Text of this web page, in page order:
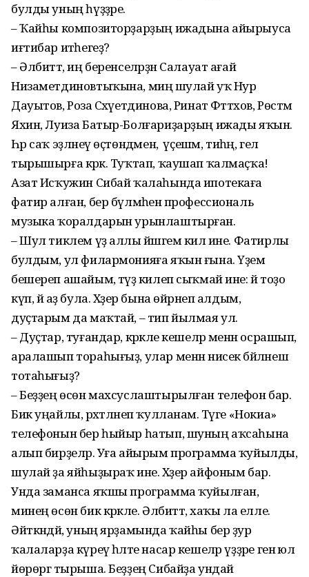
булды уның һүҙҙәре.
– Ҡайһы композиторҙарҙың ижадына айырыуса
иғтибар итәһегеҙ?
– Әлбиттә, иң беренселәрҙән Салауат ағай
Низаметдиновтыҡына, миңә шулай уҡ Нур
Дауытов, Роза Сәхәүетдинова, Ринат Фәттәхов, Рөстәм
Яхин, Луиза Батыр-Болғариҙарҙың ижады яҡын.
Һәр саҡ эҙләнеү өҫтөндәмен, ә үҫешәм, тиһәң, гел
тырышырға кәрәк. Туҡтап, ҡаушап ҡалмаҫҡа!
Азат Исҡужин Сибай ҡалаһында ипотекаға
фатир алған, бер бүлмәһенә профессиональ
музыка ҡоралдарын урынлаштырған.
– Шул тиклем үҙ аллы йәшәгем килә ине. Фатирлы
булдым, ул филармонияға яҡын ғына. Үҙем
бешереп ашайым, тәүҙә килеп сыҡмай ине: йә тоҙо
күп, йә аҙ була. Хәҙер бына өйрәнеп алдым,
дуҫтарым да маҡтай, – тип йылмая ул.
– Дуҫтар, туғандар, кәрәкле кешеләр менән осрашып,
аралашып тораһығыҙ, улар менән нисек бәйләнеш
тотаһығыҙ?
– Беҙҙең өсөн махсуслаштырылған телефон бар.
Бик уңайлы, рәхәтләнеп ҡулланам. Тәүге «Нокиа»
телефонын бер һыйыр һатып, шуның аҡсаһына
алып бирҙеләр. Уға айырым программа ҡуйылды,
шулай ҙа яйһыҙыраҡ ине. Хәҙер айфоным бар.
Унда заманса яҡшы программа ҡуйылған,
минең өсөн бик кәрәкле. Әлбиттә, хаҡы ла елле.
Әйткәндәй, уның ярҙамында ҡайһы бер ҙур
ҡалаларҙа күреү һәләте насар кешеләр үҙҙәре генә юл
йөрөргә тырыша. Беҙҙең Сибайҙа ундай